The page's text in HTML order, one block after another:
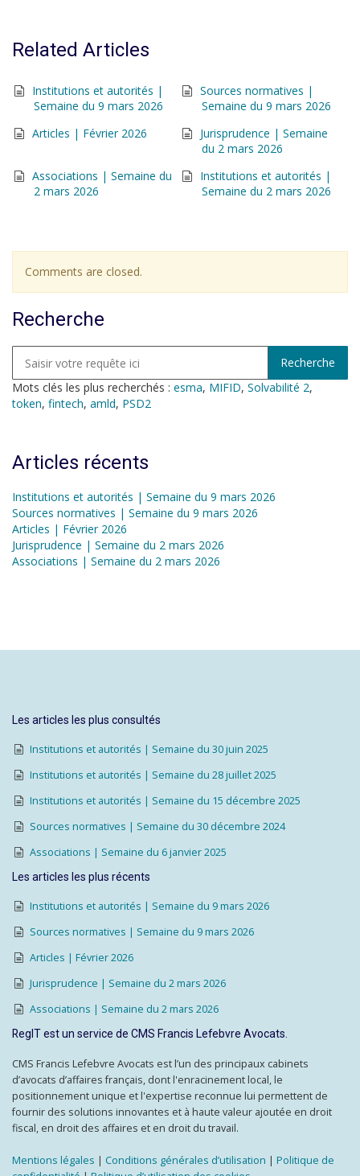
Related Articles
Institutions et autorités |
Semaine du 9 mars 2026
Sources normatives |
Semaine du 9 mars 2026
Articles | Février 2026
Jurisprudence | Semaine
du 2 mars 2026
Associations | Semaine du
2 mars 2026
Institutions et autorités |
Semaine du 2 mars 2026
Comments are closed.
Recherche
Mots clés les plus recherchés : esma, MIFID, Solvabilité 2,
token, fintech, amld, PSD2
Articles récents
Institutions et autorités | Semaine du 9 mars 2026
Sources normatives | Semaine du 9 mars 2026
Articles | Février 2026
Jurisprudence | Semaine du 2 mars 2026
Associations | Semaine du 2 mars 2026
Les articles les plus consultés
Institutions et autorités | Semaine du 30 juin 2025
Institutions et autorités | Semaine du 28 juillet 2025
Institutions et autorités | Semaine du 15 décembre 2025
Sources normatives | Semaine du 30 décembre 2024
Associations | Semaine du 6 janvier 2025
Les articles les plus récents
Institutions et autorités | Semaine du 9 mars 2026
Sources normatives | Semaine du 9 mars 2026
Articles | Février 2026
Jurisprudence | Semaine du 2 mars 2026
Associations | Semaine du 2 mars 2026
RegIT est un service de CMS Francis Lefebvre Avocats.
CMS Francis Lefebvre Avocats est l’un des principaux cabinets
d’avocats d’affaires français, dont l'enracinement local, le
positionnement unique et l'expertise reconnue lui permettent de
fournir des solutions innovantes et à haute valeur ajoutée en droit
fiscal, en droit des affaires et en droit du travail.
Mentions légales | Conditions générales d’utilisation | Politique de